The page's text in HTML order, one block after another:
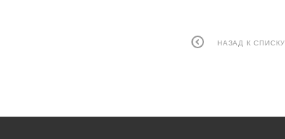
НАЗАД К СПИСКУ